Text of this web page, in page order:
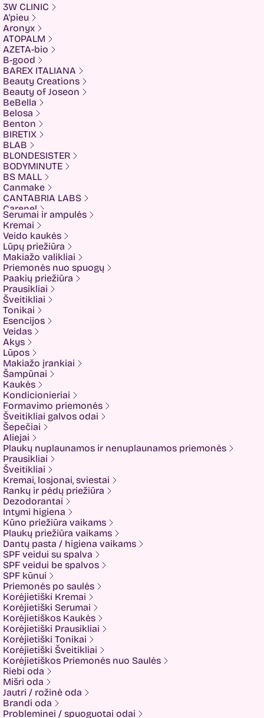
3W CLINIC
A'pieu
Aronyx
ATOPALM
AZETA-bio
B-good
BAREX ITALIANA
Beauty Creations
Beauty of Joseon
BeBella
Belosa
Benton
BIRETIX
BLAB
BLONDESISTER
BODYMINUTE
BS MALL
Canmake
CANTABRIA LABS
Carenel
CHALURE
Cherubs
Cliniccare
COSRX
COTRIL
COVEDERM
Crazy Hair
Dalton
Dear Doer
Ekseption
Elizavecca
ESFOLIO
ETUDE
Eyenlip
FaceFacts
Fariis
Fixderma
Fluff
Formal Bee
Fusion
Glow Hub
HeadShock
Hiskin
Holika holika
Imbue
Imbue.
INOAR
Isntree
IUNIK
K-MOM
Kadus Professional
Keenwell
KLERADERM
KOSE
Kyra
LANEIGE
Look At Me
Luvum
LYL
Mancera
MEDI-PEEL
Medicube
MESOTECH
Minetan
Missha
Mom and Who?
Montale
Serumai ir ampulės
Kremai
Veido kaukės
Lūpų priežiūra
Makiažo valikliai
Priemonės nuo spuogų
Paakių priežiūra
Prausikliai
Šveitikliai
Tonikai
Esencijos
Veidas
Akys
Lūpos
Makiažo įrankiai
Šampūnai
Kaukės
Kondicionieriai
Formavimo priemonės
Šveitikliai galvos odai
Šepečiai
Aliejai
Plaukų nuplaunamos ir nenuplaunamos priemonės
Prausikliai
Šveitikliai
Kremai, losjonai, sviestai
Rankų ir pėdų priežiūra
Dezodorantai
Intymi higiena
Kūno priežiūra vaikams
Plaukų priežiūra vaikams
Dantų pasta / higiena vaikams
SPF veidui su spalva
SPF veidui be spalvos
SPF kūnui
Priemonės po saulės
Korėjietiški Kremai
Korėjietiški Serumai
Korėjietiškos Kaukės
Korėjietiški Prausikliai
Korėjietiški Tonikai
Korėjietiški Šveitikliai
Korėjietiškos Priemonės nuo Saulės
Riebi oda
Mišri oda
Jautri / rožinė oda
Brandi oda
Probleminei / spuoguotai odai